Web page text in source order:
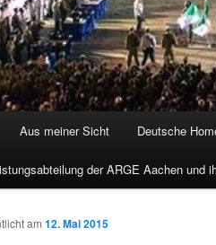
Aus meiner Sicht Deutsche
der ARGE Aachen und
am 12. Mai 2015